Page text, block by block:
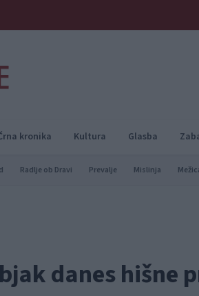
kronika Kultura Glasba
Radlje ob Dravi Prevalje Mislinja
danes hišne